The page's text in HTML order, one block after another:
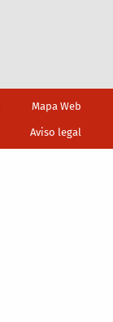
Mapa Web
Aviso legal